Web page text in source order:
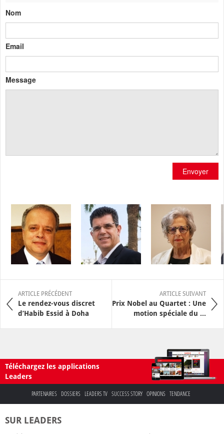
Nom
Email
Message
Envoyer
ARTICLE PRÉCÉDENT
Le rendez-vous discret
d’Habib Essid à Doha
ARTICLE SUIVANT
Prix Nobel au Quartet : Une
motion spéciale du ...
Téléchargez les applications
Leaders
PARTENAIRES DOSSIERS LEADERS TV SUCCESS STORY OPINIONS TENDANCE
SUR LEADERS